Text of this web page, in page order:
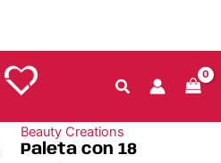
Beauty Creations
Paleta con 18
Creations
cantidad